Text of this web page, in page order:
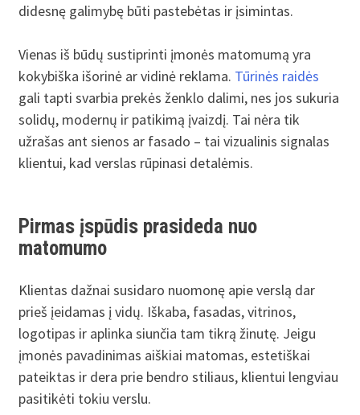
didesnę galimybę būti pastebėtas ir įsimintas.
Vienas iš būdų sustiprinti įmonės matomumą yra
kokybiška išorinė ar vidinė reklama. Tūrinės raidės
gali tapti svarbia prekės ženklo dalimi, nes jos sukuria
solidų, modernų ir patikimą įvaizdį. Tai nėra tik
užrašas ant sienos ar fasado – tai vizualinis signalas
klientui, kad verslas rūpinasi detalėmis.
Pirmas įspūdis prasideda nuo
matomumo
Klientas dažnai susidaro nuomonę apie verslą dar
prieš įeidamas į vidų. Iškaba, fasadas, vitrinos,
logotipas ir aplinka siunčia tam tikrą žinutę. Jeigu
įmonės pavadinimas aiškiai matomas, estetiškai
pateiktas ir dera prie bendro stiliaus, klientui lengviau
pasitikėti tokiu verslu.